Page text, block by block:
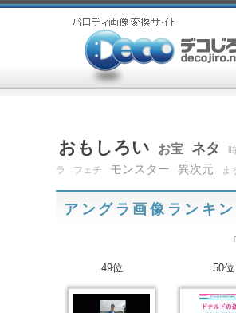
おもしろい お宝 ネタ
ラ フェチ モンスター 異次元 ま
アングラ画像ランキン
49位 50位